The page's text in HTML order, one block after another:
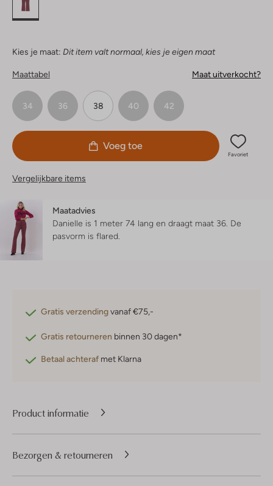
Kies je maat: Dit item valt normaal, kies je eigen maat
Maattabel Maat uitverkocht?
34 36 38 40 42
Voeg toe
Favoriet
Vergelijkbare items
Maatadvies
Danielle is 1 meter 74 lang en draagt maat 36. De
pasvorm is flared
Gratis verzendingvanaf €75,-
Gratis retourneren binnen 30 dagen*
Betaal achteraf met Klarna
Product informatie
Bezorgen & retourneren